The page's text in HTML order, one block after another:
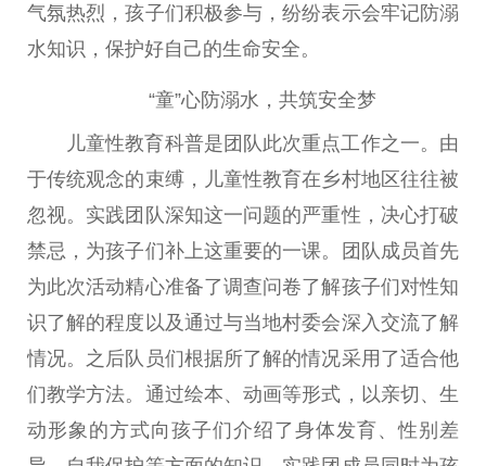
气氛热烈，孩子们积极参与，纷纷表示会牢记防溺
水知识，保护好自己的生命安全。
“童”心防溺水，共筑安全梦
儿童性教育科普是团队此次重点工作之一。由
于传统观念的束缚，儿童性教育在乡村地区往往被
忽视。实践团队深知这一问题的严重性，决心打破
禁忌，为孩子们补上这重要的一课。团队成员首先
为此次活动精心准备了调查问卷了解孩子们对性知
识了解的程度以及通过与当地村委会深入交流了解
情况。之后队员们根据所了解的情况采用了适合他
们教学方法。通过绘本、动画等形式，以亲切、生
动形象的方式向孩子们介绍了身体发育、性别差